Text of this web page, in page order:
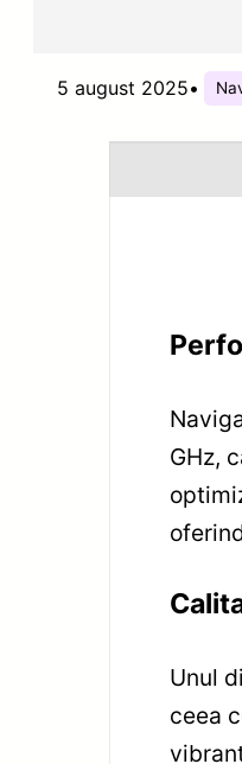
5 august 2025•
GHz,
Unul
ceea